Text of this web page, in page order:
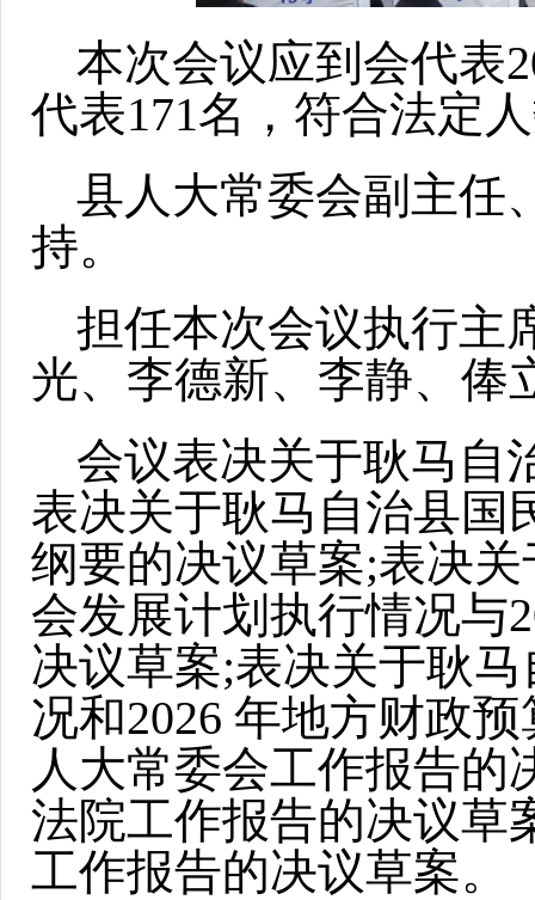
本次会议应到会代表
代表171名，符合法定
县人大常委会副主任
持。
担任本次会议执行主
光、李德新、李静、俸
会议表决关于耿马自
表决关于耿马自治县国
纲要的决议草案;表决
会发展计划执行情况与
决议草案;表决关于耿
况和2026 年地方财政
人大常委会工作报告的
法院工作报告的决议草
工作报告的决议草案。